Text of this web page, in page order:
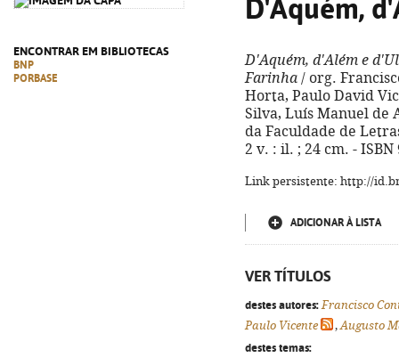
ENCONTRAR EM BIBLIOTECAS
BNP
PORBASE
D'Aquém,
D'Aquém, d'Além e
Farinha / org.
Horta, Paulo David
Silva, Luís Manuel de
da Faculdade de
2 v. : il. ; 24 cm. - ISBN
Link persistente: http://
ADICIONAR À LISTA
VER TÍTULOS
destes autores: Francisco
Paulo Vicente
,Augusto
destes temas: